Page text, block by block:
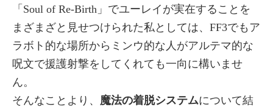
「Soul of Re-Birth」でユーレイが実在することを
まざまざと見せつけられた私としては、FF3でもア
ラボト的な場所からミンウ的な人がアルテマ的な
呪文で援護射撃をしてくれても一向に構いませ
ん。
そんなことより、 魔法の着脱システムについて結